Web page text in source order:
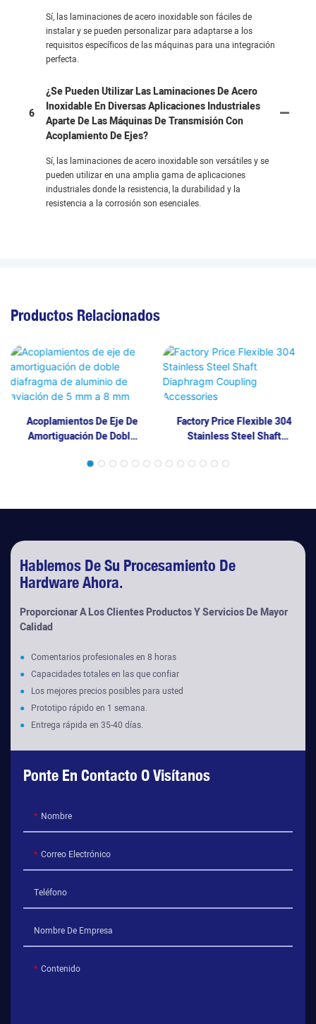
Sí, las laminaciones de acero inoxidable son fáciles de
instalar y se pueden personalizar para adaptarse a los
requisitos específicos de las máquinas para una integración
perfecta.
6
¿Se Pueden Utilizar Las Laminaciones De Acero
Inoxidable En Diversas Aplicaciones Industriales
Aparte De Las Máquinas De Transmisión Con
Acoplamiento De Ejes?
Sí, las laminaciones de acero inoxidable son versátiles y se
pueden utilizar en una amplia gama de aplicaciones
industriales donde la resistencia, la durabilidad y la
resistencia a la corrosión son esenciales.
Productos Relacionados
Acoplamientos De Eje De
Amortiguación De Doble
Aviación De 5 Mm A 8 Mm
Factory Price Flexible 304
Stainless Steel Shaft
Accessories
Hablemos De Su Procesamiento De
Hardware Ahora.
Proporcionar A Los Clientes Productos Y Servicios De Mayor
Calidad
● Comentarios profesionales en 8 horas
● Capacidades totales en las que confiar
● Los mejores precios posibles para usted
● Prototipo rápido en 1 semana.
● Entrega rápida en 35-40 días.
Ponte En Contacto O Visítanos
Nombre
Correo Electrónico
Teléfono
Nombre De Empresa
Contenido